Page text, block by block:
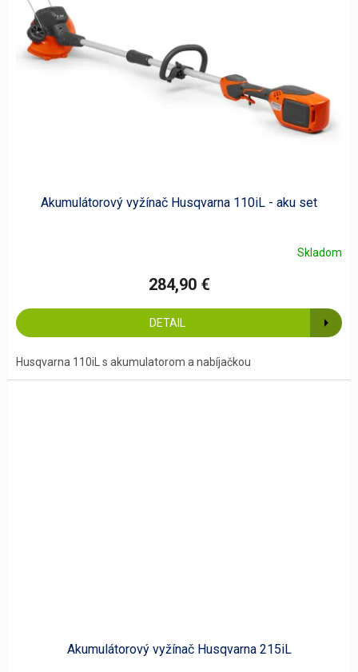
Akumulátorový vyžínač Husqvarna 110iL - aku set
Skladom
284,90 €
DETAIL
Husqvarna 110iL s akumulatorom a nabíjačkou
Akumulátorový vyžínač Husqvarna 215iL